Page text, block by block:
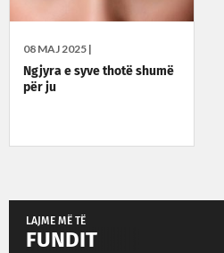
08 MAJ 2025 |
Ngjyra e syve thotë shumë
për ju
LAJME MË TË
FUNDIT